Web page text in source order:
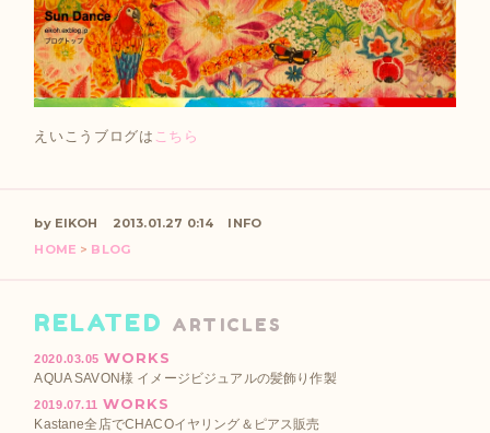
えいこうブログは こちら
by EIKOH 2013.01.27 0:14
INFO
HOME > BLOG
RELATED ARTICLES
2020.03.05 WORKS
AQUA SAVON様 イメージビジュアルの髪飾り作製
2019.07.11 WORKS
Kastane全店でCHACOイヤリング＆ピアス販売